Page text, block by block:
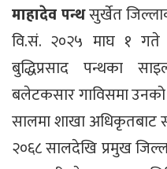
माहादेव पन्थसुर्खेत
वि.सं. २०२५ माघ १
बुद्धिप्रसाद पन्थका
बलेटकसार गाविसमा
सालमा शाखा अधिकृतबाट
२०६८ सालदेखि प्रमुख